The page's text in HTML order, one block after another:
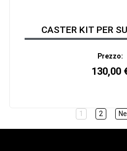
CASTER KIT PER
Prezzo:
130,00
1 2